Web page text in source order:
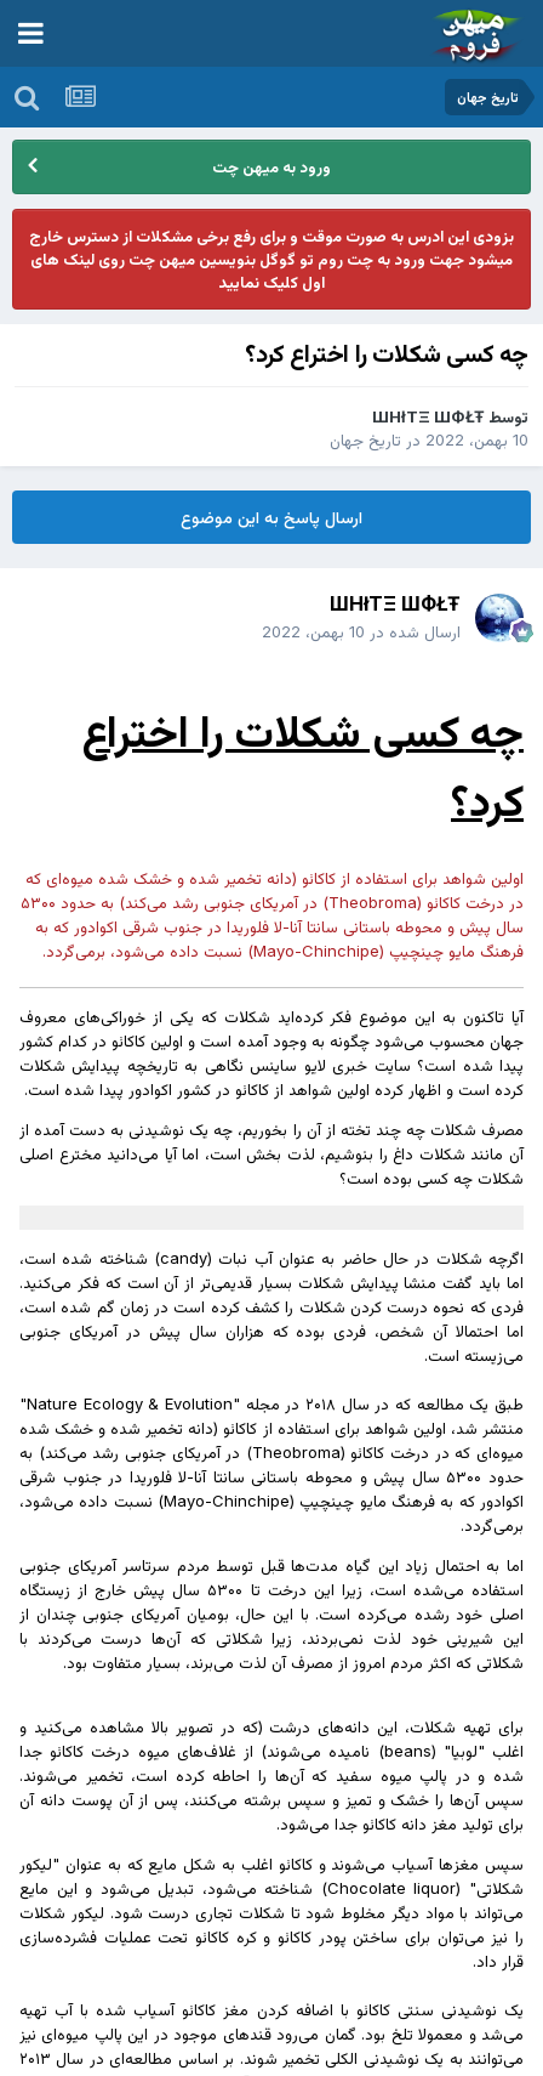
تاریخ جهان
ورود به میهن چت
بزودی این ادرس به صورت موقت و برای رفع برخی مشکلات از دسترس خارج
میشود جهت ورود به چت روم تو گوگل بنویسین میهن چت روی لینک های
اول کلیک نمایید
چه کسی شکلات را اختراع کرد؟
توسط ШHłTΞ ШФŁŦ
10 بهمن، 2022
در تاریخ جهان
ارسال پاسخ به این موضوع
ШHłTΞ ШФŁŦ
ارسال شده در 10 بهمن، 2022
چه کسی شکلات را اختراع
کرد؟
اولین شواهد برای استفاده از کاکائو (دانه تخمیر شده و خشک شده میوه‌ای که
در درخت کاکائو (Theobroma) در آمریکای جنوبی رشد می‌کند) به حدود ۵۳۰۰
سال پیش و محوطه باستانی سانتا آنا-لا فلوریدا در جنوب شرقی اکوادور که به
فرهنگ مایو چینچیپ (Mayo-Chinchipe) نسبت داده می‌شود، برمی‌گردد.
آیا تاکنون به این موضوع فکر کرده‌اید شکلات که یکی از خوراکی‌های معروف
جهان محسوب می‌شود چگونه به وجود آمده است و اولین کاکائو در کدام کشور
پیدا شده است؟ سایت خبری لایو ساینس نگاهی به تاریخچه پیدایش شکلات
کرده است و اظهار کرده اولین شواهد از کاکائو در کشور اکوادور پیدا شده است.
مصرف شکلات چه چند تخته از آن را بخوریم، چه یک نوشیدنی به دست آمده از
آن مانند شکلات داغ را بنوشیم، لذت بخش است، اما آیا می‌دانید مخترع اصلی
شکلات چه کسی بوده است؟
اگرچه شکلات در حال حاضر به عنوان آب نبات (candy) شناخته شده است،
اما باید گفت منشا پیدایش شکلات بسیار قدیمی‌تر از آن است که فکر می‌کنید.
فردی که نحوه درست کردن شکلات را کشف کرده است در زمان گم شده است،
اما احتمالا آن شخص، فردی بوده که هزاران سال پیش در آمریکای جنوبی
می‌زیسته است.
طبق یک مطالعه که در سال ۲۰۱۸ در مجله "Nature Ecology & Evolution"
منتشر شد، اولین شواهد برای استفاده از کاکائو (دانه تخمیر شده و خشک شده
میوه‌ای که در درخت کاکائو (Theobroma) در آمریکای جنوبی رشد می‌کند) به
حدود ۵۳۰۰ سال پیش و محوطه باستانی سانتا آنا-لا فلوریدا در جنوب شرقی
اکوادور که به فرهنگ مایو چینچیپ (Mayo-Chinchipe) نسبت داده می‌شود،
برمی‌گردد.
اما به احتمال زیاد این گیاه مدت‌ها قبل توسط مردم سرتاسر آمریکای جنوبی
استفاده می‌شده است، زیرا این درخت تا ۵۳۰۰ سال پیش خارج از زیستگاه
اصلی خود رشده می‌کرده است. با این حال، بومیان آمریکای جنوبی چندان از
این شیرینی خود لذت نمی‌بردند، زیرا شکلاتی که آن‌ها درست می‌کردند با
شکلاتی که اکثر مردم امروز از مصرف آن لذت می‌برند، بسیار متفاوت بود.
برای تهیه شکلات، این دانه‌های درشت (که در تصویر بالا مشاهده می‌کنید و
اغلب "لوبیا" (beans) نامیده می‌شوند) از غلاف‌های میوه درخت کاکائو جدا
شده و در پالپ میوه سفید که آن‌ها را احاطه کرده است، تخمیر می‌شوند.
سپس آن‌ها را خشک و تمیز و سپس برشته می‌کنند، پس از آن پوست دانه آن
برای تولید مغز دانه کاکائو جدا می‌شود.
سپس مغز‌ها آسیاب می‌شوند و کاکائو اغلب به شکل مایع که به عنوان "لیکور
شکلاتی" (Chocolate liquor) شناخته می‌شود، تبدیل می‌شود و این مایع
می‌تواند با مواد دیگر مخلوط شود تا شکلات تجاری درست شود. لیکور شکلات
را نیز می‌توان برای ساختن پودر کاکائو و کره کاکائو تحت عملیات فشرده‌سازی
قرار داد.
یک نوشیدنی سنتی کاکائو با اضافه کردن مغز کاکائو آسیاب شده با آب تهیه
می‌شد و معمولا تلخ بود. گمان می‌رود قند‌های موجود در این پالپ میوه‌ای نیز
می‌توانند به یک نوشیدنی الکلی تخمیر شوند. بر اساس مطالعه‌ای در سال ۲۰۱۳